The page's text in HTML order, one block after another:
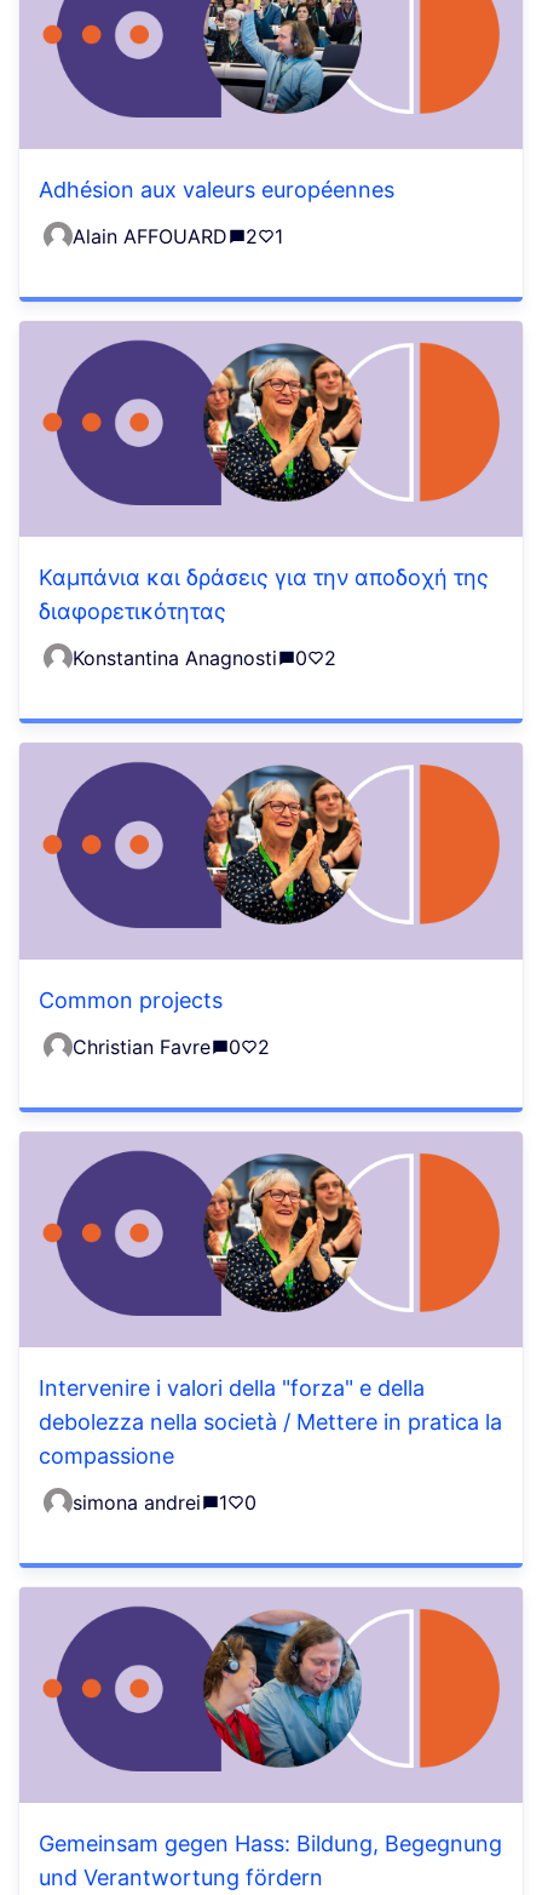
Adhésion aux valeurs européennes
Alain AFFOUARD 2 1
Καμπάνια και δράσεις για την αποδοχή της
διαφορετικότητας
Konstantina Anagnosti 0 2
Common projects
Christian Favre 0 2
Intervenire i valori della "forza" e della
debolezza nella società / Mettere in pratica la
compassione
simona andrei 1 0
Gemeinsam gegen Hass: Bildung, Begegnung
und Verantwortung fördern